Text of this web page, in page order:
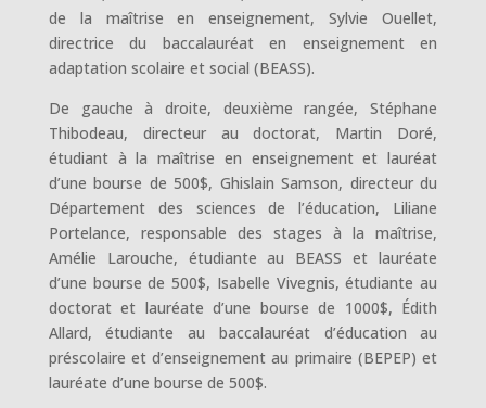
de la maîtrise en enseignement, Sylvie Ouellet,
directrice du baccalauréat en enseignement en
adaptation scolaire et social (BEASS).
De gauche à droite, deuxième rangée, Stéphane
Thibodeau, directeur au doctorat, Martin Doré,
étudiant à la maîtrise en enseignement et lauréat
d’une bourse de 500$, Ghislain Samson, directeur du
Département des sciences de l’éducation, Liliane
Portelance, responsable des stages à la maîtrise,
Amélie Larouche, étudiante au BEASS et lauréate
d’une bourse de 500$, Isabelle Vivegnis, étudiante au
doctorat et lauréate d’une bourse de 1000$, Édith
Allard, étudiante au baccalauréat d’éducation au
préscolaire et d’enseignement au primaire (BEPEP) et
lauréate d’une bourse de 500$.